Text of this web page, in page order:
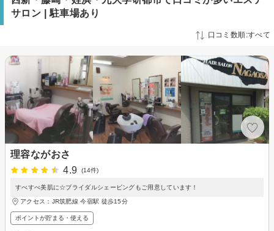
サロン | 駐車場あり
口コミ数順:すべて
理容ながおさ
4.9
(14件)
すべすべ美肌に☆ブライダルシェービングもご用意しています！
アクセス：JR筑肥線 今宿駅 徒歩15分
ポイントが貯まる・使える